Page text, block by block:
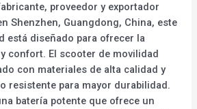
proveedor y exportador
Shenzhen, Guangdong, China, este
está diseñado para ofrecer la
confort. El scooter de movilidad
con materiales de alta calidad y
resistente para mayor durabilidad.
batería potente que ofrece un